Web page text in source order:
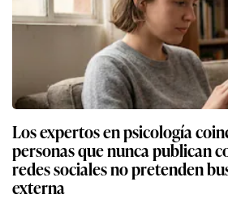
Los expertos en psicología
personas que nunca publican
redes sociales no pretenden
externa